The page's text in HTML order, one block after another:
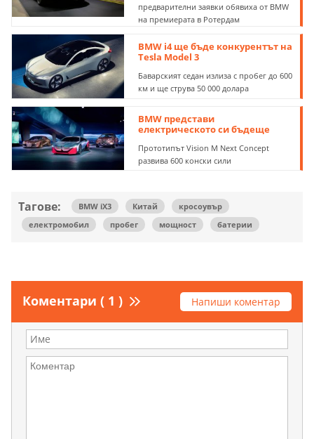
предварителни заявки обявиха от BMW
на премиерата в Ротердам
BMW i4 ще бъде конкурентът на
Tesla Model 3
Баварският седан излиза с пробег до 600
км и ще струва 50 000 долара
BMW представи
електрическото си бъдеще
Прототипът Vision M Next Concept
развива 600 конски сили
Тагове: BMW iX3 Китай
кросоувър
електромобил
пробег мощност батерии
Коментари ( 1 ) Напиши коментар